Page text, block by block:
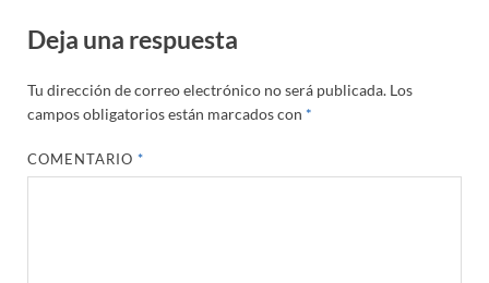
Deja una respuesta
Tu dirección de correo electrónico no será publicada. Los
campos obligatorios están marcados con *
COMENTARIO*